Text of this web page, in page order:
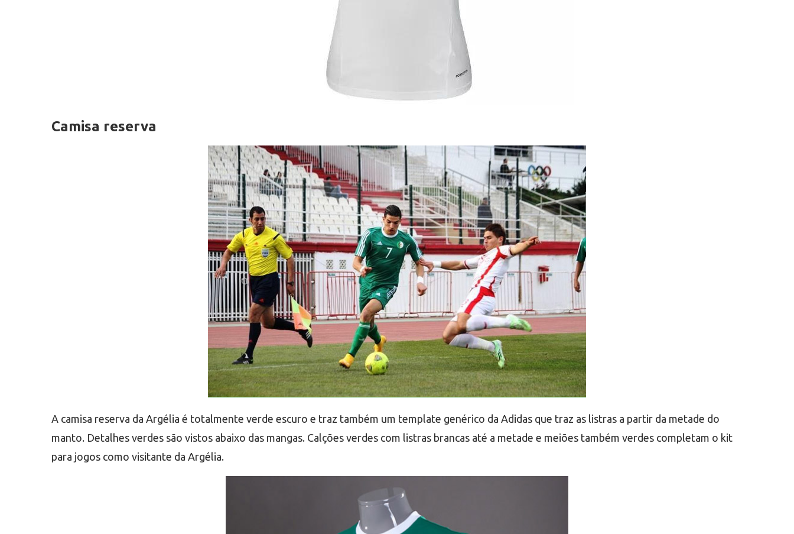
Camisa reserva
A camisa reserva da Argélia é totalmente verde escuro e traz também um template genérico da Adidas que traz as listras a partir da metade do
manto. Detalhes verdes são vistos abaixo das mangas. Calções verdes com listras brancas até a metade e meiões também verdes completam o kit
para jogos como visitante da Argélia.